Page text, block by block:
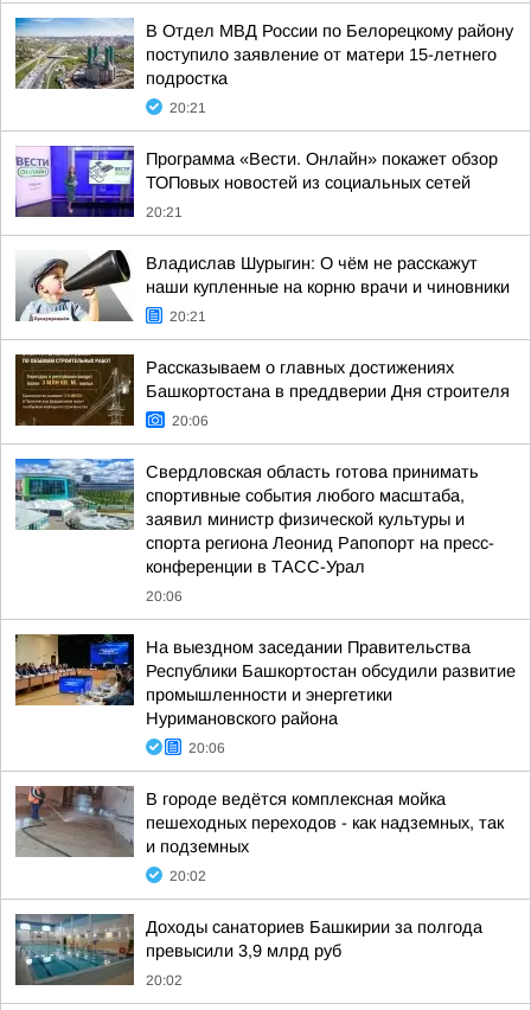
В Отдел МВД России по Белорецкому району
поступило заявление от матери 15-летнего
подростка
20:21
Программа «Вести. Онлайн» покажет обзор
ТОПовых новостей из социальных сетей
20:21
Владислав Шурыгин: О чём не расскажут
наши купленные на корню врачи и чиновники
20:21
Рассказываем о главных достижениях
Башкортостана в преддверии Дня строителя
20:06
Свердловская область готова принимать
спортивные события любого масштаба,
заявил министр физической культуры и
спорта региона Леонид Рапопорт на пресс-
конференции в ТАСС-Урал
20:06
На выездном заседании Правительства
Республики Башкортостан обсудили развитие
промышленности и энергетики
Нуримановского района
20:06
В городе ведётся комплексная мойка
пешеходных переходов - как надземных, так
и подземных
20:02
Доходы санаториев Башкирии за полгода
превысили 3,9 млрд руб
20:02